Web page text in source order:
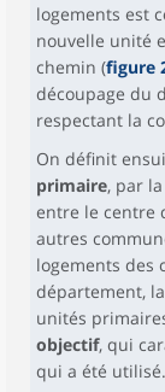
logements est
nouvelle unité
chemin (figure
découpage du
respectant la
On définit
primaire, par
entre le centre
autres
logements des
département,
unités
objectif, qui
qui a été utilisé.